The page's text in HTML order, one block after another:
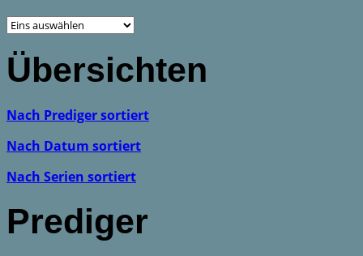
Übersichten
Nach Prediger sortiert
Nach Datum sortiert
Nach Serien sortiert
Prediger